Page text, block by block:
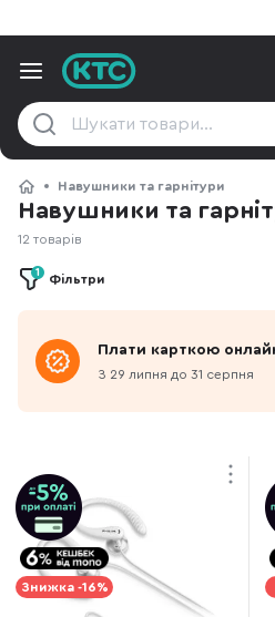
Навушники та гарнітури
Плати карткою
З 29 липня до 31 серпня
Навушники та
12 товарів
Фільтри
1
Знижка -16%